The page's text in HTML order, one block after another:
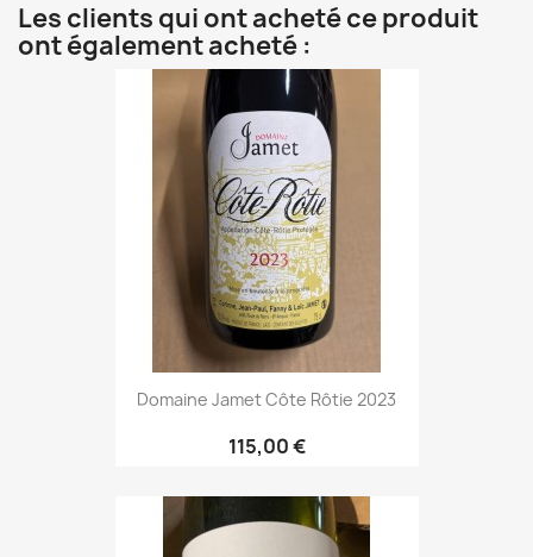
Les clients qui ont acheté ce produit
ont également acheté :
Domaine Jamet Côte Rôtie 2023
115,00 €